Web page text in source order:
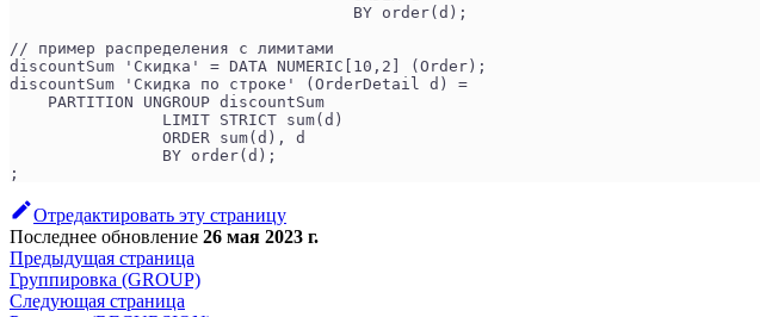
                                    BY order(d);
// пример распределения с лимитами
discountSum 'Скидка' = DATA NUMERIC[10,2] (Order);
discountSum 'Скидка по строке' (OrderDetail d) =
    PARTITION UNGROUP discountSum
                LIMIT STRICT sum(d)
                ORDER sum(d), d
                BY order(d);
;
Отредактировать эту страницу
Последнее обновление 26 мая 2023 г.
Предыдущая страница
Группировка (GROUP)
Следующая страница